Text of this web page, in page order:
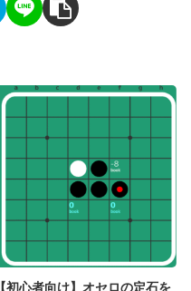
【初心者向け】オセロの定石を